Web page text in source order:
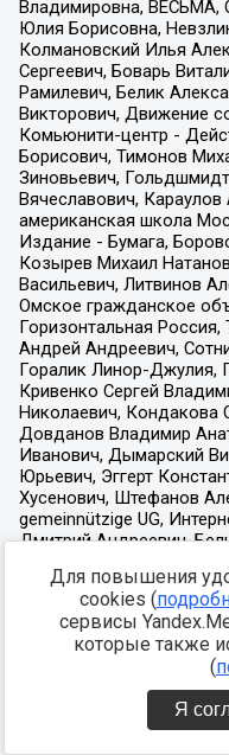
Для повышения
cookies (
сервисы
которые также
(
Я